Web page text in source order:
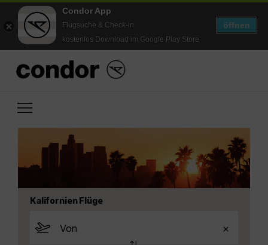
Condor App
Flugsuche & Check-in
kostenlos Download im Google Play Store
öffnen
Kalifornien Flüge